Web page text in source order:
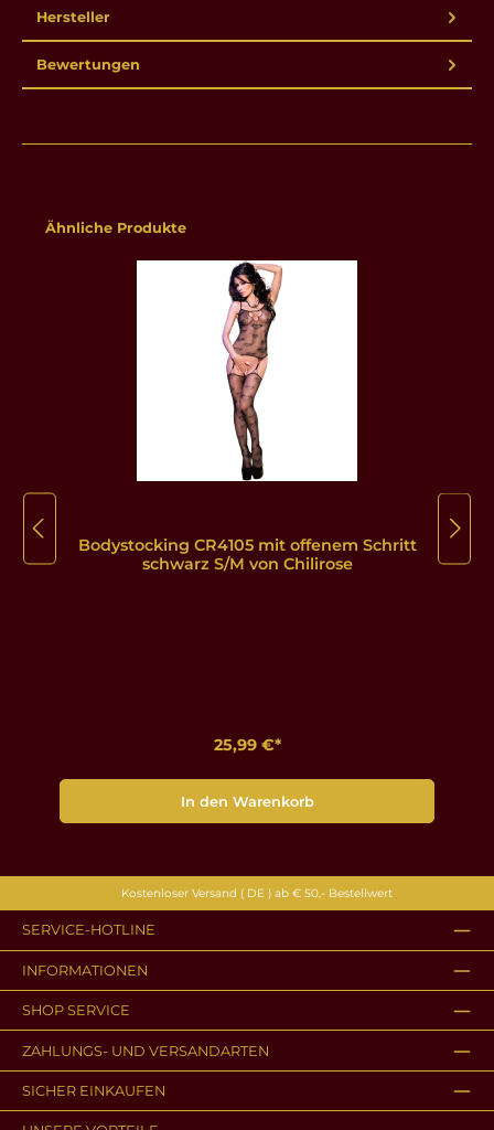
Hersteller
Bewertungen
Produktgalerie überspringen
Ähnliche Produkte
Bodystocking CR4105 mit offenem Schritt
schwarz S/M von Chilirose
25,99 €*
In den Warenkorb
Kostenloser Versand ( DE ) ab € 50,- Bestellwert
SERVICE-HOTLINE
INFORMATIONEN
SHOP SERVICE
ZAHLUNGS- UND VERSANDARTEN
SICHER EINKAUFEN